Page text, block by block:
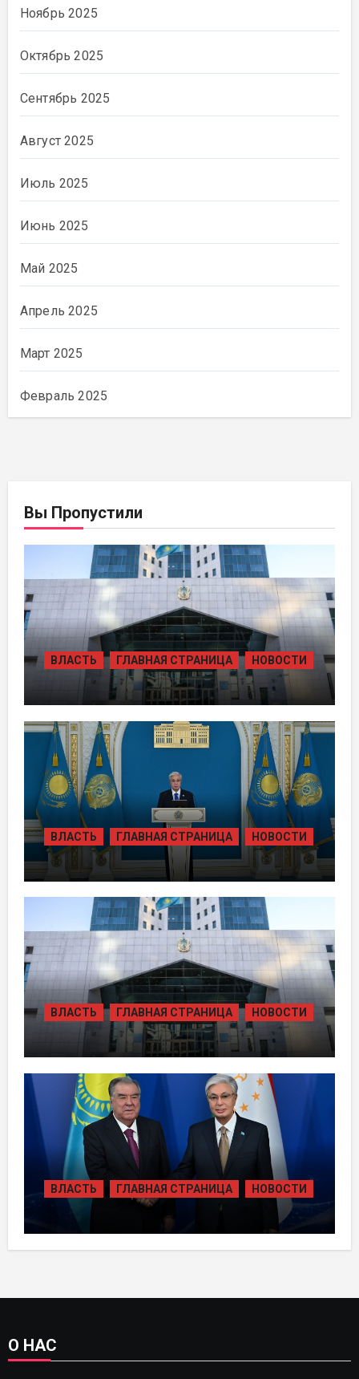
Ноябрь 2025
Октябрь 2025
Сентябрь 2025
Август 2025
Июль 2025
Июнь 2025
Май 2025
Апрель 2025
Март 2025
Февраль 2025
Вы Пропустили
ВЛАСТЬ ГЛАВНАЯ СТРАНИЦА НОВОСТИ
ЖАМБЫЛЬСКОЙ ОБЛАСТИ БОЛЕЕ 80
ТЫСЯЧ ЖИТЕЛЕЙ ОБЕСПЕЧИЛИ
ГАЗОМ ЗА СЧЁТ ВОЗВРАЩЁННЫХ
АКТИВОВ
ВЛАСТЬ ГЛАВНАЯ СТРАНИЦА НОВОСТИ
ТОКАЕВ ДАЛ СТАРТ
СТРОИТЕЛЬСТВУ НЕСКОЛЬКИХ
КРУПНЫХ АВТОМОБИЛЬНЫХ ДОРОГ
ВЛАСТЬ ГЛАВНАЯ СТРАНИЦА НОВОСТИ
В КАЗАХСТАНЕ УТВЕРЖДЕН ПЛАН
РАЗВИТИЯ ГИДРОЭНЕРГЕТИКИ ДО
2035 ГОДА
ВЛАСТЬ ГЛАВНАЯ СТРАНИЦА НОВОСТИ
ГОСУДАРСТВЕННЫЙ ГЛАВА ПРОВЕЛ
ВСТРЕЧУ С ПРЕЗИДЕНТОМ
ТАДЖИКИСТАНА
О НАС